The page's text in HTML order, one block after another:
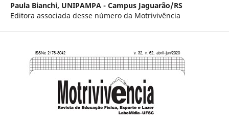
Paula Bianchi, UNIPAMPA - Campus Jaguarão/RS
Editora associada desse número da Motrivivência